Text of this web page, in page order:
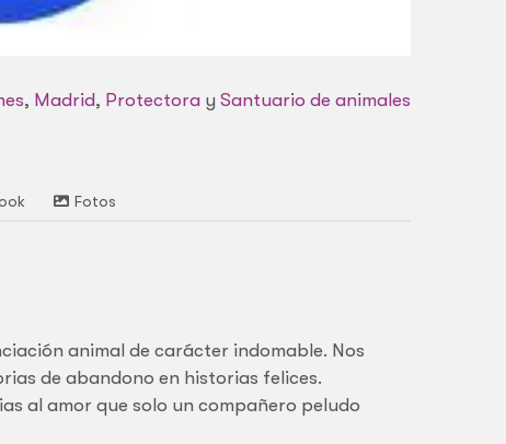
, Madrid, Protectora y Santuario de animales
Fotos
animal de carácter indomable. Nos
de abandono en historias felices.
al amor que solo un compañero peludo